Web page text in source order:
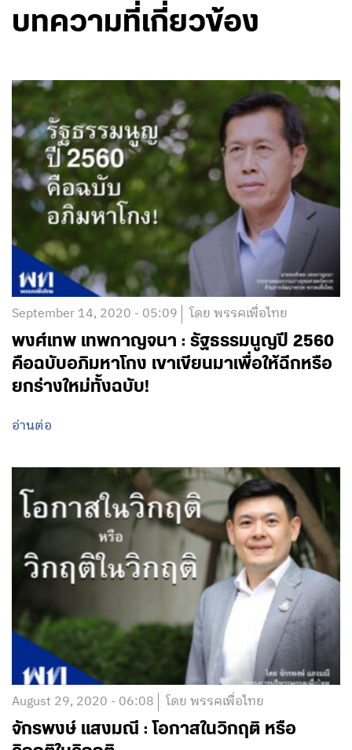
บทความที่เกี่ยวข้อง
September 14, 2020 - 05:09 โดย พรรคเพื่อไทย
พงศ์เทพ เทพกาญจนา : รัฐธรรมนูญปี 2560
คือฉบับอภิมหาโกง เขาเขียนมาเพื่อให้ฉีกหรือ
ยกร่างใหม่ทั้งฉบับ!
อ่านต่อ
August 29, 2020 - 06:08 โดย พรรคเพื่อไทย
จักรพงษ์ แสงมณี : โอกาสในวิกฤติ หรือ